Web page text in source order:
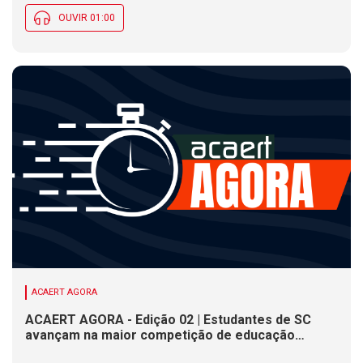
OUVIR 01:00
ACAERT AGORA
ACAERT AGORA - Edição 02 | Estudantes de SC
avançam na maior competição de educação